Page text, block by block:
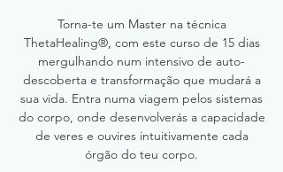
Torna-te um Master na técnica
ThetaHealing®, com este curso de 15 dias
mergulhando num intensivo de auto-
descoberta e transformação que mudará a
sua vida. Entra numa viagem pelos sistemas
do corpo, onde desenvolverás a capacidade
de veres e ouvires intuitivamente cada
órgão do teu corpo.